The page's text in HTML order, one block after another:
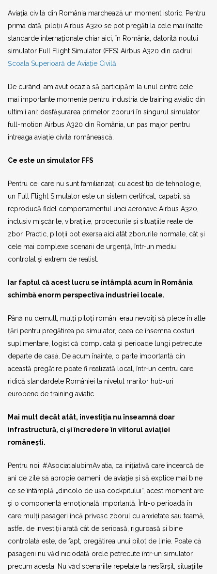
Aviația civilă din România marchează un moment istoric. Pentru
prima dată, piloții Airbus A320 se pot pregăti la cele mai înalte
standarde internaționale chiar aici, în România, datorită noului
simulator Full Flight Simulator (FFS) Airbus A320 din cadrul
Școala Superioară de Aviație Civilă
De curând, am avut ocazia să participăm la unul dintre cele
mai importante momente pentru industria de training aviatic din
ultimii ani: desfășurarea primelor zboruri în singurul simulator
full-motion Airbus A320 din România, un pas major pentru
întreaga aviație civilă românească.
Ce este un simulator FFS
Pentru cei care nu sunt familiarizați cu acest tip de tehnologie,
un Full Flight Simulator este un sistem certificat, capabil să
reproducă fidel comportamentul unei aeronave Airbus A320,
inclusiv mișcările, vibrațiile, procedurile și situațiile reale de
zbor. Practic, piloții pot exersa aici atât zborurile normale, cât și
cele mai complexe scenarii de urgență, într-un mediu
controlat și extrem de realist.
Iar faptul că acest lucru se întâmplă acum în România
schimbă enorm perspectiva industriei locale.
Până nu demult, mulți piloți români erau nevoiți să plece în alte
țări pentru pregătirea pe simulator, ceea ce însemna costuri
suplimentare, logistică complicată și perioade lungi petrecute
departe de casă. De acum înainte, o parte importantă din
această pregătire poate fi realizată local, într-un centru care
ridică standardele României la nivelul marilor hub-uri
europene de training aviatic.
Mai mult decât atât, investiția nu înseamnă doar
infrastructură, ci și încredere în viitorul aviației
românești.
Pentru noi, #AsociatiaIubimAviatia, ca inițiativă care încearcă de
ani de zile să apropie oamenii de aviație și să explice mai bine
ce se întâmplă „dincolo de ușa cockpitului”, acest moment are
și o componentă emoțională importantă. Într-o perioadă în
care mulți pasageri încă privesc zborul cu anxietate sau teamă,
astfel de investiții arată cât de serioasă, riguroasă și bine
controlată este, de fapt, pregătirea unui pilot de linie. Poate că
pasagerii nu văd niciodată orele petrecute într-un simulator
precum acesta. Nu văd scenariile repetate la nesfârșit, situațiile